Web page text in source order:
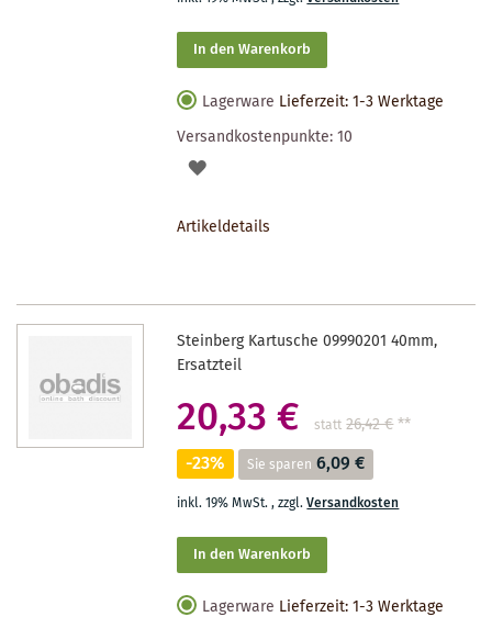
In den Warenkorb
Lagerware Lieferzeit: 1-3 Werktage
Versandkostenpunkte:10
AUF
Artikeldetails
Steinberg Kartusche 09990201 40mm,
Ersatzteil
20,33 € statt 26,42 €**
-23% Sie sparen 6,09 €
inkl. 19% MwSt.,zzgl.Versandkosten
In den Warenkorb
Lagerware Lieferzeit: 1-3 Werktage